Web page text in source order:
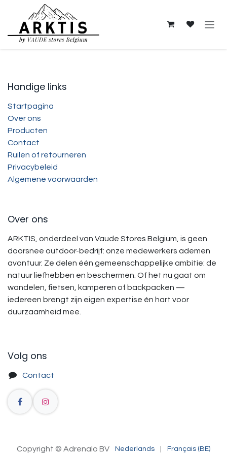
Overslaan naar inhoud
Handige links
Startpagina
Over ons
Producten
Contact
Ruilen of retourneren
Privacybeleid
Algemene voorwaarden
Over ons
ARKTIS, onderdeel van Vaude Stores Belgium, is geen
doorsnee outdoor-bedrijf: onze medewerkers ademen
avontuur. Ze delen één gemeenschappelijke ambitie: de
natuur liefhebben en beschermen. Of het nu gaat om
wandelen, fietsen, kamperen of backpacken —
iedereen brengt zijn eigen expertise én hart voor
duurzaamheid mee.
Volg ons
Contact
Copyright © Adrenalo BV Nederlands Français (BE)